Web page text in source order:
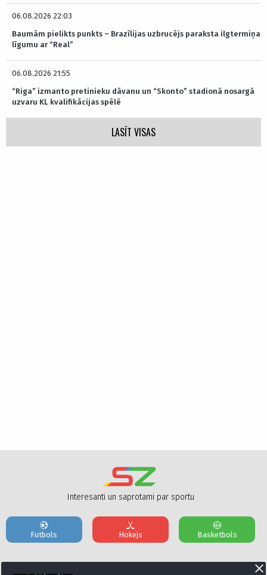
06.08.2026 22:03
Baumām pielikts punkts – Brazīlijas uzbrucējs paraksta ilgtermiņa
līgumu ar “Real”
06.08.2026 21:55
“Riga” izmanto pretinieku dāvanu un “Skonto” stadionā nosargā
uzvaru KL kvalifikācijas spēlē
LASĪT VISAS
Interesanti un saprotami par sportu
Futbols Hokejs Basketbols